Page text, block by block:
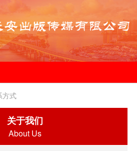
方式
关于我们
About Us